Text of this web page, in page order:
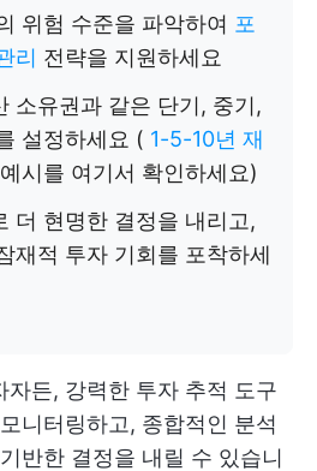
위험 수준을 파악하여 포
리 전략을 지원하세요
소유권과 같은 단기, 중기,
설정하세요 ( 1-5-10년 재
시를 여기서 확인하세요)
더 현명한 결정을 내리고,
재적 투자 기회를 포착하세
자든, 강력한 투자 추적 도구
니터링하고, 종합적인 분석
반한 결정을 내릴 수 있습니